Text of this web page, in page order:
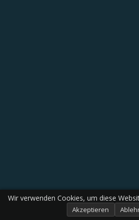
Wir verwenden Cookies, um diese
Akzeptieren